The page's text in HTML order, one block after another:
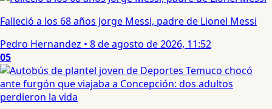
Falleció a los 68 años Jorge Messi, padre de Lionel Messi
Pedro Hernandez • 8 de agosto de 2026, 11:52
05